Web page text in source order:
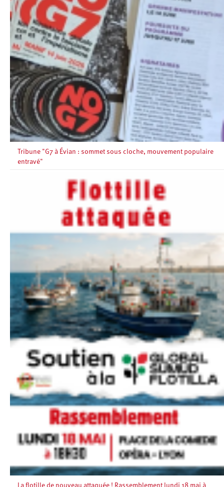
Tribune "G7 à Évian : sommet sous cloche, mouvement populaire
entravé"
La flotille de nouveau attaquée ! Rassemblement lundi 18 mai à